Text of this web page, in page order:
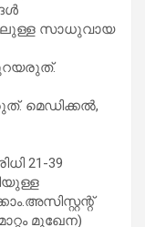
സാധുവായ
മെഡിക്കല്‍,
21-39
മുഖേന)